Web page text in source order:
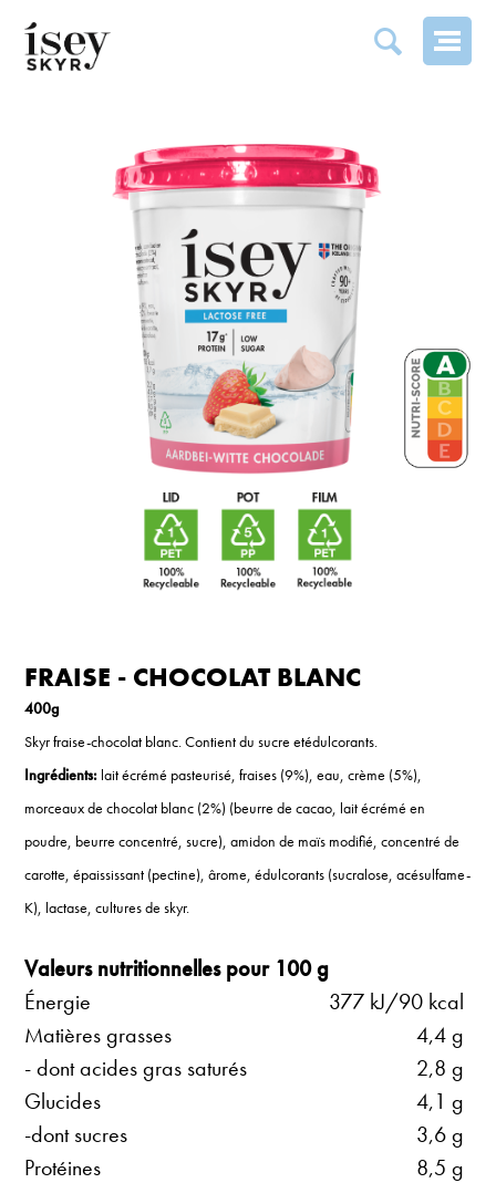
FRAISE - CHOCOLAT BLANC
FRAISE - CHOCOLAT BLANC
400g
Skyr fraise-chocolat blanc. Contient du sucre etédulcorants.
Ingrédients: lait écrémé pasteurisé, fraises (9%), eau, crème (5%),
morceaux de chocolat blanc (2%) (beurre de cacao, lait écrémé en
poudre, beurre concentré, sucre), amidon de maïs modifié, concentré de
carotte, épaississant (pectine), ârome, édulcorants (sucralose, acésulfame-
K), lactase, cultures de skyr.
Valeurs nutritionnelles pour 100 g
Énergie
377 kJ/90 kcal
Matières grasses
- dont acides gras saturés
4,4 g
2,8 g
Glucides
-dont sucres
4,1 g
3,6 g
Protéines
8,5 g